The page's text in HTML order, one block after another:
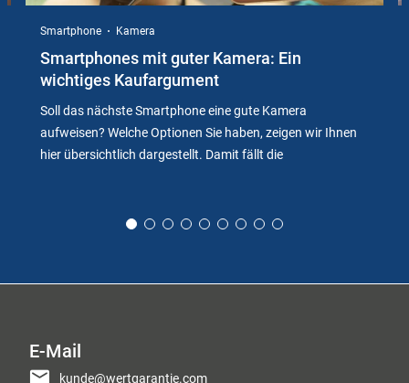
Smartphone Kamera
Smartphones mit guter Kamera: Ein
wichtiges Kaufargument
Soll das nächste Smartphone eine gute Kamera
aufweisen? Welche Optionen Sie haben, zeigen wir Ihnen
hier übersichtlich dargestellt. Damit fällt die
E-Mail
kunde@wertgarantie.com